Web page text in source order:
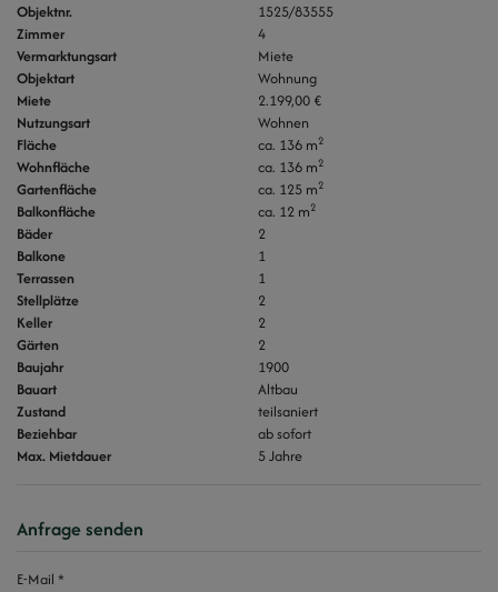
Objektnr.
1525/83555
Zimmer
4
Vermarktungsart
Miete
Objektart
Wohnung
Miete
2.199,00 €
Nutzungsart
Wohnen
Fläche
ca. 136 m2
Wohnfläche ca. 136 m2
Gartenfläche ca. 125 m2
Balkonfläche ca. 12 m2
Bäder
2
Balkone
1
Terrassen
1
Stellplätze
2
Keller
2
Gärten
2
Baujahr
1900
Bauart
Altbau
Zustand
teilsaniert
Beziehbar
ab sofort
Max. Mietdauer
5 Jahre
Anfrage senden
E-Mail